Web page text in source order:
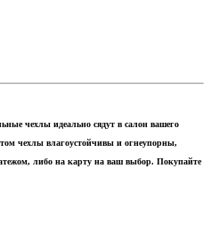
чехлы идеально сядут в салон вашего
чехлы влагоустойчивы и огнеупорны,
либо на карту на ваш выбор. Покупайте